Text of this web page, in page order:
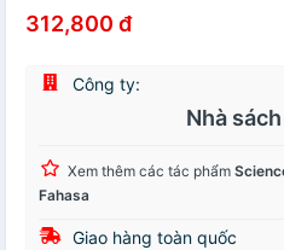
312,800 đ
Công ty:
Nhà
Xem thêm các tác phẩm
Fahasa
Giao hàng toàn quốc